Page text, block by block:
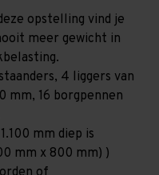
opstelling vind je
meer gewicht in
4 liggers van
mm, 16 borgpennen
mm diep is
mm x 800 mm) )